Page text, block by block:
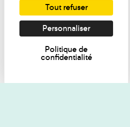
Tout refuser
Personnaliser
Politique de
confidentialité